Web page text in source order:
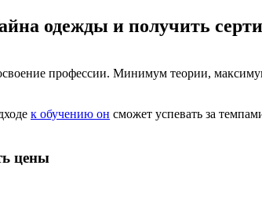
одежды и получить
профессии. Минимум теории,
к обучению он сможет успевать за
цены